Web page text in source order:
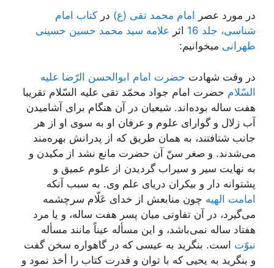
در مورد عصر امام محمد تقی (ع) در کتاب امام
شناسی، جلد 16
اثر علامه سید محمد حسین حسینی
طهرانی میخوانیم:
در وقت شهادت حضرت امام ابوالحسن الرّضا علیه
السّلام حضرت امام جواد محمّد تقى علیه السّلام تقریبا
هفت ساله بوده‌اند. شیعیان در آن هنگام براى آشامیدن
آب زلال و گواراى علوم و عرفان او به سوى او از هر
جانب شتافتند، به همان طریق كه از پدرانش بهره‌مند
مى‌شدند. و صغر سنّ آن حضرت مانع نشد از مكیدن و
به نهایت سیر و سیراب گردیدن از علوم عمیق و
پشتوانه دار و بیكران دریاى علم وى. به سبب آنكه
امامت الهیه چون منابعش از خداى عَلّام سرچشمه
مى‌گیرد، در آن تفاوتى میان پسر هفت ساله، و یا مرد
هفتاد ساله نمى‌باشد، و این مسأله عیناً مانند مسأله
نبوّت است. بنگرید به عیسى كه در گاهواره سخن گفت
و بنگرید به یحیى كه با توان و قدرت كتاب را أخذ نمود و